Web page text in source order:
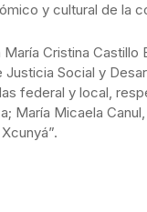
y cultural de la
Cristina Castillo
Social y
federal y local,
María Micaela